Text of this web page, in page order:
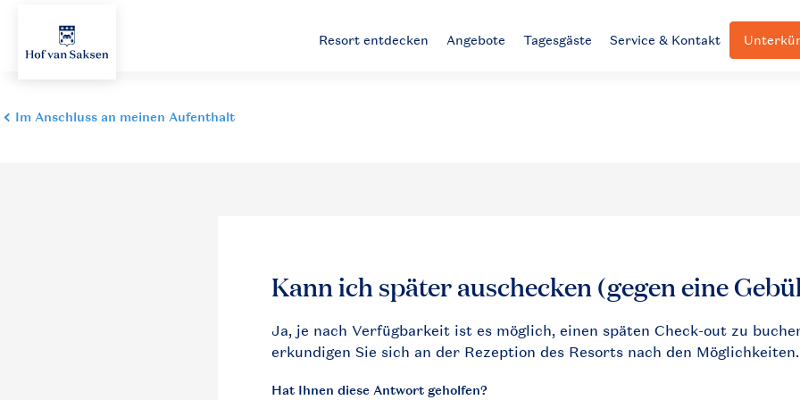
Resort entdecken Angebote Tagesgäste Service & Kontakt